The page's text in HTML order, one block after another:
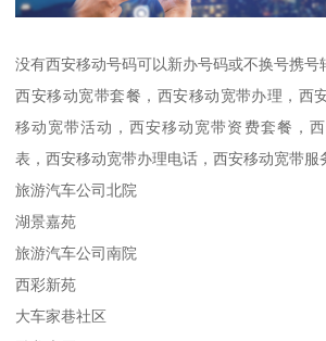
没有西安移动号码可以新办号码或不换号携号
西安移动宽带套餐，西安移动宽带办理，西
移动宽带活动，西安移动宽带资费套餐，
表，西安移动宽带办理电话，西安移动宽带服
旅游汽车公司北院
湖景嘉苑
旅游汽车公司南院
西彩新苑
大车家巷社区